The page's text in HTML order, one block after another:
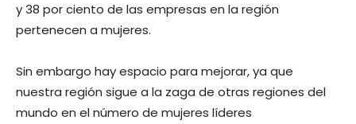
y 38 por ciento de las empresas en la región
pertenecen a mujeres.
Sin embargo hay espacio para mejorar, ya que
nuestra región sigue a la zaga de otras regiones del
mundo en el número de mujeres líderes